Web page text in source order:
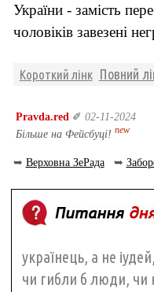
України - замість
чоловіків завезені
Короткий лінк Повний
Pravda.red ✐ 02-11-2024
Більше на Фейсбуці! new
➥ Верховна ЗеРада➥
українець, а не
чи гибли б люди, чи